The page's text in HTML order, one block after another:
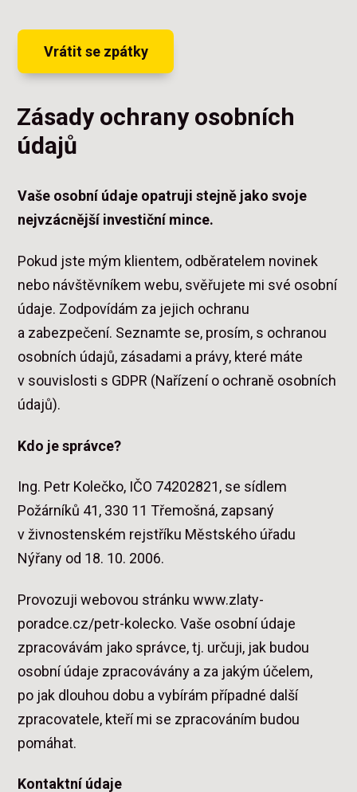
Vrátit se zpátky
Zásady ochrany osobních
údajů
Vaše osobní údaje opatruji stejně jako svoje
nejvzácnější investiční mince.
Pokud jste mým klientem, odběratelem novinek
nebo návštěvníkem webu, svěřujete mi své osobní
údaje. Zodpovídám za jejich ochranu
a zabezpečení. Seznamte se, prosím, s ochranou
osobních údajů, zásadami a právy, které máte
v souvislosti s GDPR (Nařízení o ochraně osobních
údajů).
Kdo je správce?
Ing. Petr Kolečko, IČO 74202821, se sídlem
Požárníků 41, 330 11 Třemošná, zapsaný
v živnostenském rejstříku Městského úřadu
Nýřany od 18. 10. 2006.
Provozuji webovou stránku www.zlaty-
poradce.cz/petr-kolecko. Vaše osobní údaje
zpracovávám jako správce, tj. určuji, jak budou
osobní údaje zpracovávány a za jakým účelem,
po jak dlouhou dobu a vybírám případné další
zpracovatele, kteří mi se zpracováním budou
pomáhat.
Kontaktní údaje